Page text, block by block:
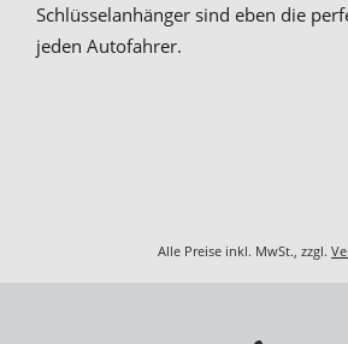
Schlüsselanhänger sind eben die
jeden Autofahrer.
Alle Preise inkl. MwSt., zzgl.